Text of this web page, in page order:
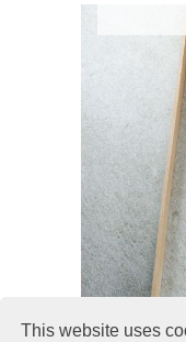
This website uses